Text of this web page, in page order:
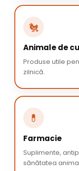
🐔
Animale de
Produse utile
zilnică.
💊
Farmacie
Suplimente,
sănătatea